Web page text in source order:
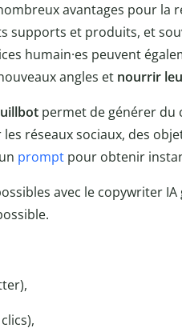
avantages pour la
supports et produits, et
humain·es peuvent
angles et nourrir
permet de générer du
réseaux sociaux, des
prompt pour obtenir
avec le copywriter